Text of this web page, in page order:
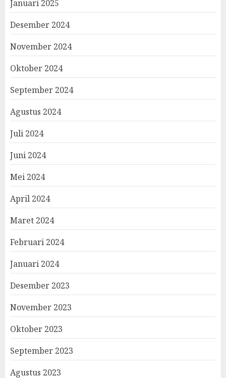
Januari 2025
Desember 2024
November 2024
Oktober 2024
September 2024
Agustus 2024
Juli 2024
Juni 2024
Mei 2024
April 2024
Maret 2024
Februari 2024
Januari 2024
Desember 2023
November 2023
Oktober 2023
September 2023
Agustus 2023